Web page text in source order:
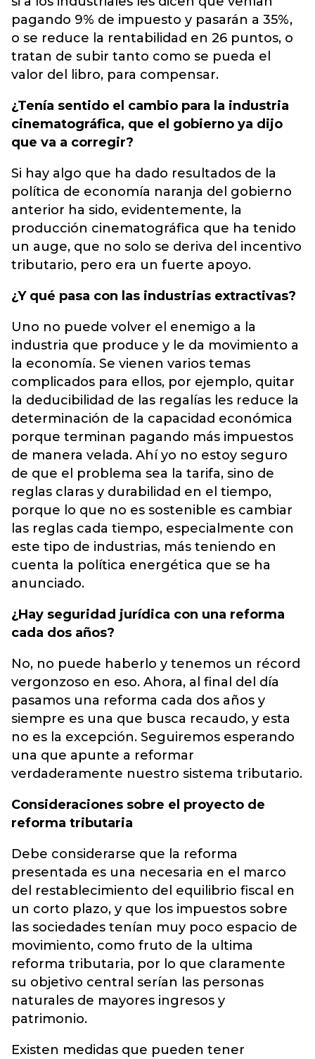
pagando 9% de impuesto y pasarán a 35%,
o se reduce la rentabilidad en 26 puntos, o
tratan de subir tanto como se pueda el
valor del libro, para compensar.
¿Tenía sentido el cambio para la industria
cinematográfica, que el gobierno ya dijo
que va a corregir?
Si hay algo que ha dado resultados de la
política de economía naranja del gobierno
anterior ha sido, evidentemente, la
producción cinematográfica que ha tenido
un auge, que no solo se deriva del incentivo
tributario, pero era un fuerte apoyo.
¿Y qué pasa con las industrias extractivas?
Uno no puede volver el enemigo a la
industria que produce y le da movimiento a
la economía. Se vienen varios temas
complicados para ellos, por ejemplo, quitar
la deducibilidad de las regalías les reduce la
determinación de la capacidad económica
porque terminan pagando más impuestos
de manera velada. Ahí yo no estoy seguro
de que el problema sea la tarifa, sino de
reglas claras y durabilidad en el tiempo,
porque lo que no es sostenible es cambiar
las reglas cada tiempo, especialmente con
este tipo de industrias, más teniendo en
cuenta la política energética que se ha
anunciado.
¿Hay seguridad jurídica con una reforma
cada dos años?
No, no puede haberlo y tenemos un récord
vergonzoso en eso. Ahora, al final del día
pasamos una reforma cada dos años y
siempre es una que busca recaudo, y esta
no es la excepción. Seguiremos esperando
una que apunte a reformar
verdaderamente nuestro sistema tributario.
Consideraciones sobre el proyecto de
reforma tributaria
Debe considerarse que la reforma
presentada es una necesaria en el marco
del restablecimiento del equilibrio fiscal en
un corto plazo, y que los impuestos sobre
las sociedades tenían muy poco espacio de
movimiento, como fruto de la ultima
reforma tributaria, por lo que claramente
su objetivo central serían las personas
naturales de mayores ingresos y
patrimonio.
Existen medidas que pueden tener